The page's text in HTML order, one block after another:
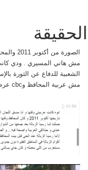
الحقيقة
الصورة من أكتوبر 2011 والمحافظ وقتها كان أسامة الفولي
مش هاني المسيري . ودي
الشعبية للدفاع عن الثورة
مش عربية المحافظ وcbc عرضت الفيديو وقتها .